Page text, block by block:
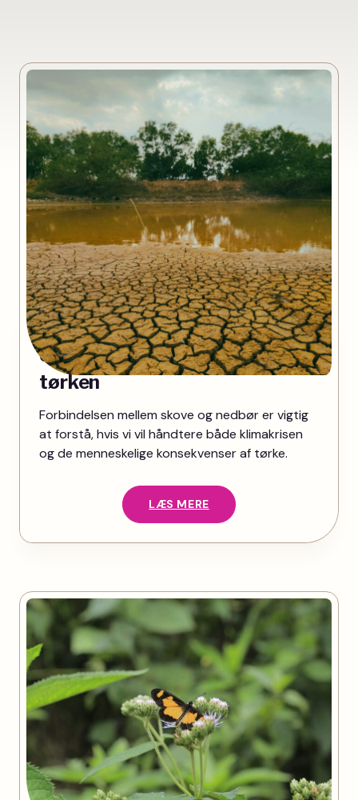
Uden regnskovene kommer
tørken
Forbindelsen mellem skove og nedbør er vigtig
at forstå, hvis vi vil håndtere både klimakrisen
og de menneskelige konsekvenser af tørke.
LÆS MERE